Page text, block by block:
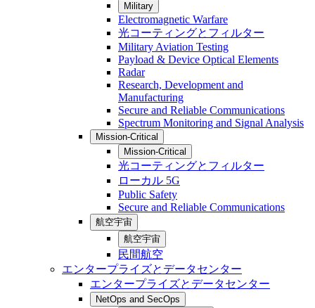
Military
Electromagnetic Warfare
光コーティングとフィルター
Military Aviation Testing
Payload & Device Optical Elements
Radar
Research, Development and
Manufacturing
Secure and Reliable Communications
Spectrum Monitoring and Signal Analysis
Mission-Critical
Mission-Critical
光コーティングとフィルター
ローカル 5G
Public Safety
Secure and Reliable Communications
航空宇宙
航空宇宙
民間航空
エンタープライズとデータセンター
エンタープライズとデータセンター
NetOps and SecOps